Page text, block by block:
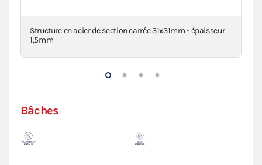
Structure en acier de section carrée 31x31mm - épaisseur
1,5mm
Bâches